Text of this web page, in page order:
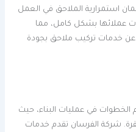
استمرارية الملاحق في العمل
عملائها بشكل كامل، مما
عن خدمات تركيب ملاحق بجودة
في عمليات البناء، حيث
شركة الفرسان تقدم خدمات